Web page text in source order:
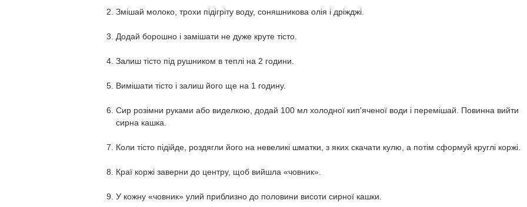
Змішай молоко, трохи підігріту воду, соняшникова олія і дріжджі.
Додай борошно і замішати не дуже круте тісто.
Залиш тісто під рушником в теплі на 2 години.
Вимішати тісто і залиш його ще на 1 годину.
Сир розімни руками або виделкою, додай 100 мл холодної кип'яченої води і перемішай. Повинна вийти
сирна кашка.
Коли тісто підійде, роздягли його на невеликі шматки, з яких скачати кулю, а потім сформуй круглі коржі.
Краї коржі заверни до центру, щоб вийшла «човник».
У кожну «човник» улий приблизно до половини висоти сирної кашки.